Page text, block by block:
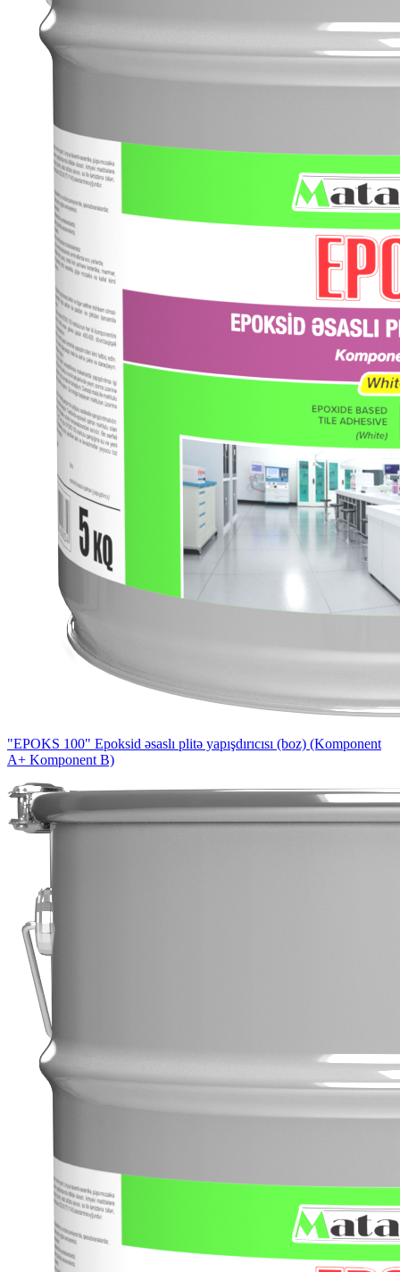
"EPOKS 100" Epoksid əsaslı plitə yapışdırıcısı (boz) (Komponent
A+ Komponent B)